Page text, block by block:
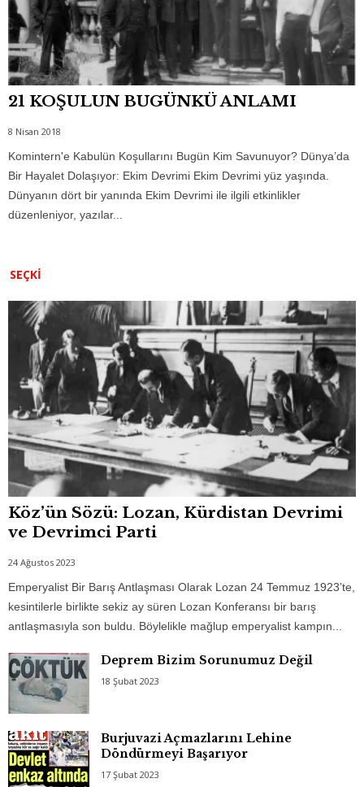
21 KOŞULUN BUGÜNKÜ ANLAMI
8 Nisan 2018
Komintern'e Kabulün Koşullarını Bugün Kim Savunuyor? Dünya’da
Bir Hayalet Dolaşıyor: Ekim Devrimi Ekim Devrimi yüz yaşında.
Dünyanın dört bir yanında Ekim Devrimi ile ilgili etkinlikler
düzenleniyor, yazılar...
SEÇKI
Köz’ün Sözü: Lozan, Kürdistan Devrimi
ve Devrimci Parti
24 Ağustos 2023
Emperyalist Bir Barış Antlaşması Olarak Lozan 24 Temmuz 1923’te,
kesintilerle birlikte sekiz ay süren Lozan Konferansı bir barış
antlaşmasıyla son buldu. Böylelikle mağlup emperyalist kampın...
Deprem Bizim Sorunumuz Değil
18 Şubat 2023
Burjuvazi Açmazlarını Lehine
Döndürmeyi Başarıyor
17 Şubat 2023